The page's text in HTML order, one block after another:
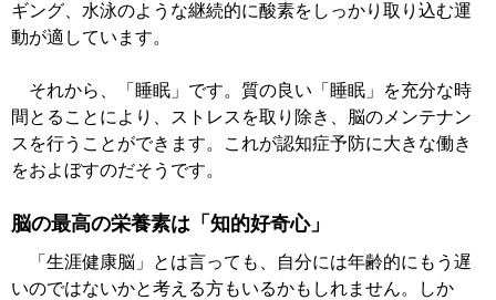
ギング、水泳のような継続的に酸素をしっかり取り込む運
動が適しています。
それから、「睡眠」です。質の良い「睡眠」を充分な時
間とることにより、ストレスを取り除き、脳のメンテナン
スを行うことができます。これが認知症予防に大きな働き
をおよぼすのだそうです。
脳の最高の栄養素は「知的好奇心」
「生涯健康脳」とは言っても、自分には年齢的にもう遅
いのではないかと考える方もいるかもしれません。しか